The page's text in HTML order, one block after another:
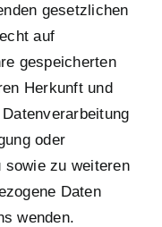
gesetzlichen
auf
gespeicherten
Herkunft und
oder
sowie zu weiteren
Daten
wenden.